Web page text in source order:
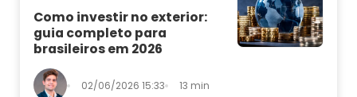
Como investir no exterior:
guia completo para
brasileiros em 2026
02/06/2026 15:33 13 min